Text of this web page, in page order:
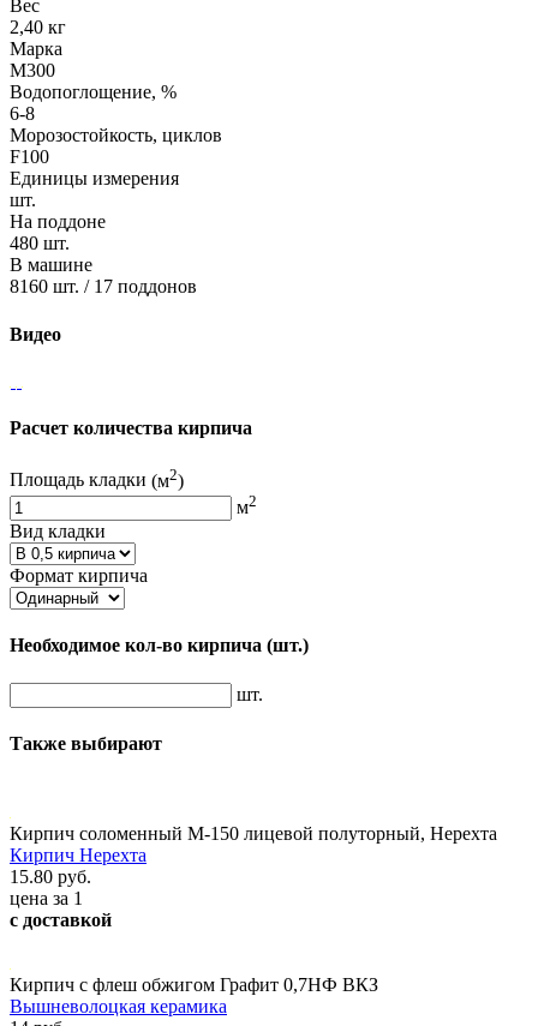
Вес
2,40 кг
Марка
М300
Водопоглощение, %
6-8
Морозостойкость, циклов
F100
Единицы измерения
шт.
На поддоне
480 шт.
В машине
8160 шт. / 17 поддонов
Видео
Расчет количества кирпича
Площадь кладки (м2)
м2
Вид кладки
Формат кирпича
Необходимое кол-во кирпича (шт.)
шт.
Также выбирают
Кирпич соломенный М-150 лицевой полуторный, Нерехта
Кирпич Нерехта
15.80 руб.
цена за 1
с доставкой
Кирпич с флеш обжигом Графит 0,7НФ ВКЗ
Вышневолоцкая керамика